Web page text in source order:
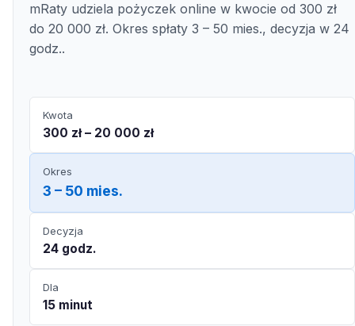
mRaty udziela pożyczek online w kwocie od 300 zł
do 20 000 zł. Okres spłaty 3 – 50 mies., decyzja w 24
godz..
Kwota
300 zł – 20 000 zł
Okres
3 – 50 mies.
Decyzja
24 godz.
Dla
15 minut